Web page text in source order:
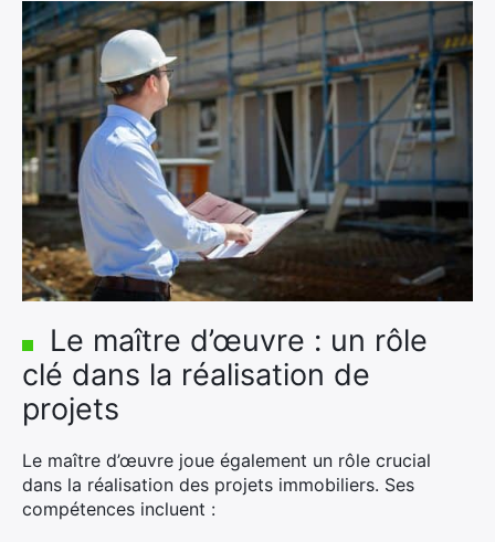
Le maître d’œuvre : un rôle
clé dans la réalisation de
projets
Le maître d’œuvre joue également un rôle crucial
dans la réalisation des projets immobiliers. Ses
compétences incluent :